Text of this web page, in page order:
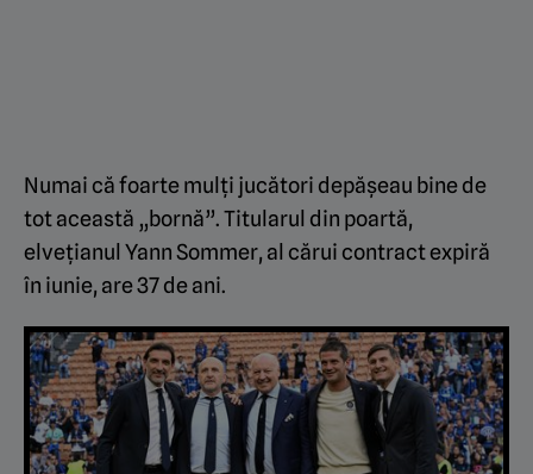
Numai că foarte mulți jucători depășeau bine de
tot această „bornă”. Titularul din poartă,
elvețianul Yann Sommer, al cărui contract expiră
în iunie, are 37 de ani.